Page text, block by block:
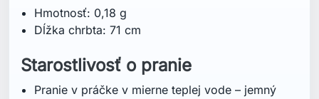
Hmotnosť: 0,18 g
Dĺžka chrbta: 71 cm
Starostlivosť o pranie
Pranie v práčke v mierne teplej vode – jemný